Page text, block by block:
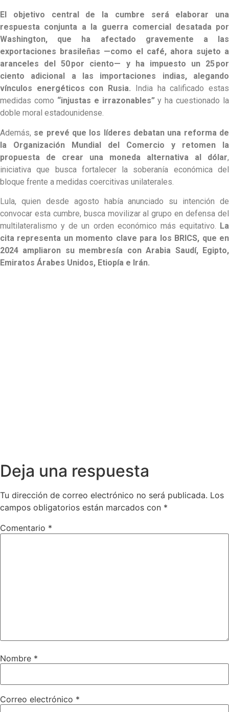
El objetivo central de la cumbre será elaborar una
respuesta conjunta a la guerra comercial desatada por
Washington, que ha afectado gravemente a las
exportaciones brasileñas —como el café, ahora sujeto a
aranceles del 50 por ciento— y ha impuesto un 25 por
ciento adicional a las importaciones indias, alegando
vínculos energéticos con Rusia. India ha calificado estas
medidas como “injustas e irrazonables”y ha cuestionado la
doble moral estadounidense.
Además, se prevé que los líderes debatan una reforma de
la Organización Mundial del Comercio y retomen la
propuesta de crear una moneda alternativa al dólar,
iniciativa que busca fortalecer la soberanía económica del
bloque frente a medidas coercitivas unilaterales.
Lula, quien desde agosto había anunciado su intención de
convocar esta cumbre, busca movilizar al grupo en defensa del
multilateralismo y de un orden económico más equitativo. La
cita representa un momento clave para los BRICS, que en
2024 ampliaron su membresía con Arabia Saudí, Egipto,
Emiratos Árabes Unidos, Etiopía e Irán.
Deja una respuesta
Tu dirección de correo electrónico no será publicada. Los
campos obligatorios están marcados con *
Comentario *
Nombre *
Correo electrónico *